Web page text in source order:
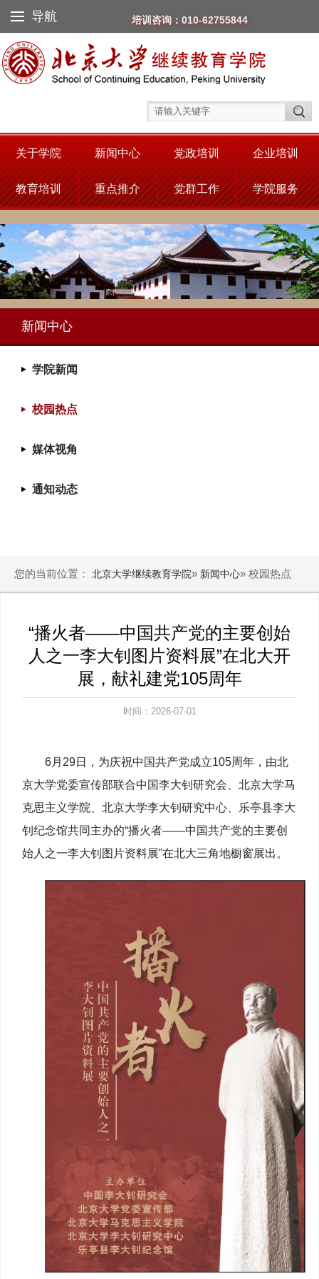
导航 培训咨询：010-62755844
关于学院 新闻中心 党政培训 企业培训
教育培训 重点推介 党群工作 学院服务
新闻中心
学院新闻
校园热点
媒体视角
通知动态
您的当前位置： 北京大学继续教育学院» 新闻中心» 校园热点
“播火者——中国共产党的主要创始
人之一李大钊图片资料展”在北大开
展，献礼建党105周年
时间：2026-07-01
6月29日，为庆祝中国共产党成立105周年，由北
京大学党委宣传部联合中国李大钊研究会、 北京大学马
克思主义学院、 北京大学李大钊研究中心、乐亭县李大
钊纪念馆共同主办的“播火者——中国共产党的主要创
始人之一李大钊图片资料展”在北大三角地橱窗展出。